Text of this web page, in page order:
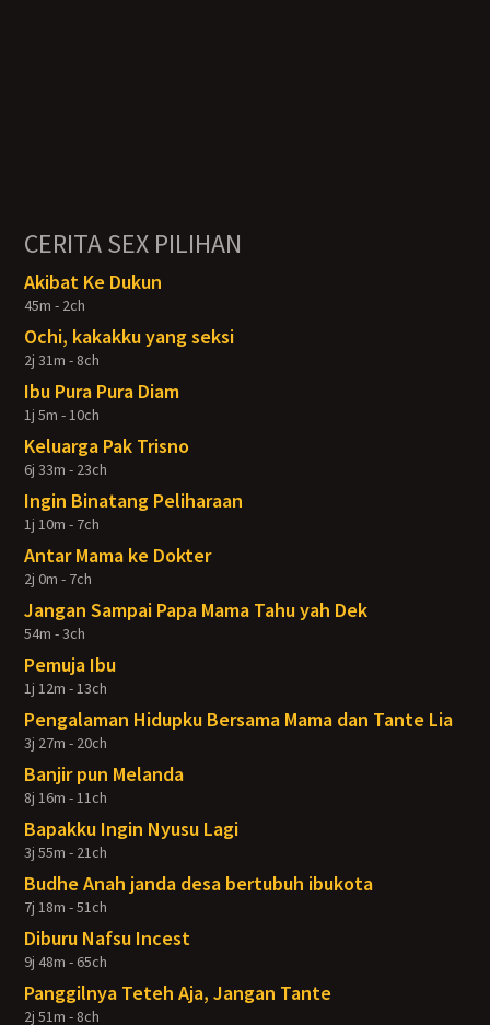
CERITA SEX PILIHAN
Akibat Ke Dukun
45m - 2ch
Ochi, kakakku yang seksi
2j 31m - 8ch
Ibu Pura Pura Diam
1j 5m - 10ch
Keluarga Pak Trisno
6j 33m - 23ch
Ingin Binatang Peliharaan
1j 10m - 7ch
Antar Mama ke Dokter
2j 0m - 7ch
Jangan Sampai Papa Mama Tahu yah Dek
54m - 3ch
Pemuja Ibu
1j 12m - 13ch
Pengalaman Hidupku Bersama Mama dan Tante Lia
3j 27m - 20ch
Banjir pun Melanda
8j 16m - 11ch
Bapakku Ingin Nyusu Lagi
3j 55m - 21ch
Budhe Anah janda desa bertubuh ibukota
7j 18m - 51ch
Diburu Nafsu Incest
9j 48m - 65ch
Panggilnya Teteh Aja, Jangan Tante
2j 51m - 8ch